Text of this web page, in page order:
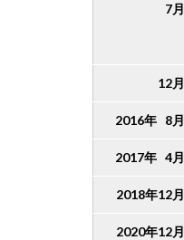
7月
12月
2016年 8月
2017年 4月
2018年12月
2020年12月